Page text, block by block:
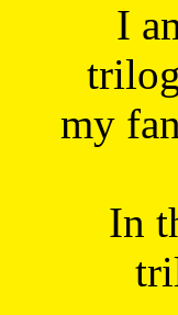
I
my
In